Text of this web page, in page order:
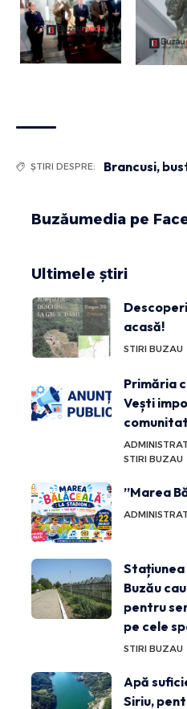
ȘTIRI DESPRE: Brancusi,
Buzăumedia pe
Ultimele știri
acasă!
STIRI BUZAU
Primăria
Vești
STIRI BUZAU
”Marea
Buzău
pentru
pe cele
STIRI BUZAU
Apă
Siriu,